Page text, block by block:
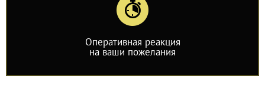
Оперативная реакция
на ваши пожелания